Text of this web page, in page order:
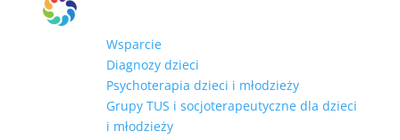
Wsparcie
Diagnozy dzieci
Psychoterapia dzieci i młodzieży
Grupy TUS i socjoterapeutyczne dla dzieci
i młodzieży